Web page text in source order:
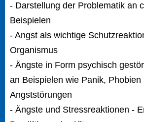
- Darstellung der Problematik an
Beispielen
- Angst als wichtige
Organismus
- Ängste in Form psychisch
an Beispielen wie Panik, Phobien
Angststörungen
- Ängste und Stressreaktionen -